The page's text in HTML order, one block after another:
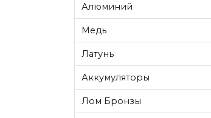
Алюминий
Медь
Латунь
Аккумуляторы
Лом Бронзы